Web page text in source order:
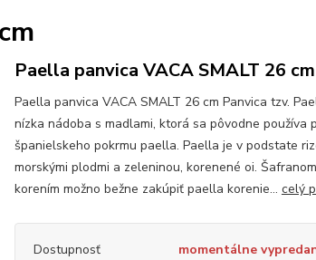
Paella panvica VACA SMALT 26 cm
Paella panvica VACA SMALT 26 cm Panvica tzv.
nízka nádoba s madlami, ktorá sa pôvodne používa
španielskeho pokrmu paella. Paella je v podstate
morskými plodmi a zeleninou, korenené oi.
korením možno bežne zakúpiť paella korenie... celý
Dostupnosť momentálne